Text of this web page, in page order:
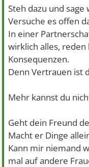
Steh dazu und sage
Versuche es offen
In einer
wirklich alles,
Konsequenzen.
Denn Vertrauen ist
Mehr kannst du
Geht dein Freund
Macht er Dinge
Kann mir niemand
mal auf andere